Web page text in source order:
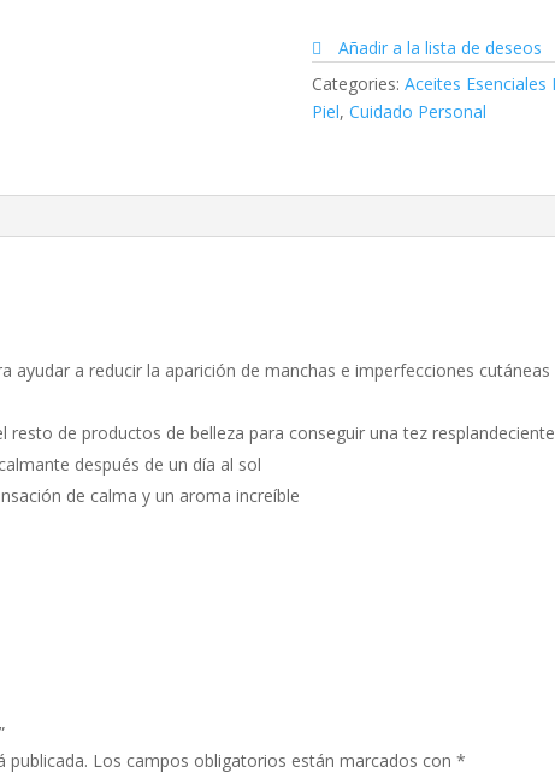
Añadir a la lista de deseos
Categories: Aceites Esenciales
Piel, Cuidado Personal
ayudar a reducir la aparición de manchas e imperfecciones
de productos de belleza para conseguir una tez resplandeciente
después de un día al sol
de calma y un aroma increíble
publicada. Los campos obligatorios están marcados con*